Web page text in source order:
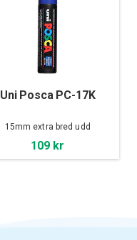
Uni Posca PC-17K
15mm extra bred udd
109 kr